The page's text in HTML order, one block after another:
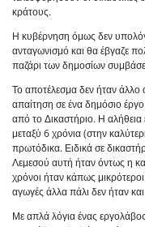
κράτους.
Η κυβέρνηση όμως δεν
ανταγωνισμό και θα έβγαζε
παζάρι των δημοσίων
Το αποτέλεσμα δεν ήταν άλλο
απαίτηση σε ένα δημόσιο
από το Δικαστήριο. Η αλήθεια
μεταξύ 6 χρόνια (στην
πρωτόδικα. Ειδικά σε
Λεμεσού αυτή ήταν όντως η
χρόνοι ήταν κάπως μικρότεροι
αγωγές άλλα πάλι δεν ήταν
Με απλά λόγια ένας